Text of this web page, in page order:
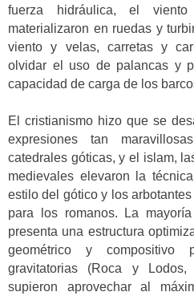
fuerza hidráulica, el
materializaron en ruedas y
viento y velas, carretas y
olvidar el uso de palancas y
capacidad de carga de los
El cristianismo hizo que se
expresiones tan
catedrales góticas, y el islam,
medievales elevaron la
estilo del gótico y los
para los romanos. La
presenta una estructura
geométrico y compositivo
gravitatorias (Roca y Lodos,
supieron aprovechar al